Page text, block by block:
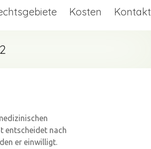
Kosten Kontakt
entscheidet nach
er einwilligt.